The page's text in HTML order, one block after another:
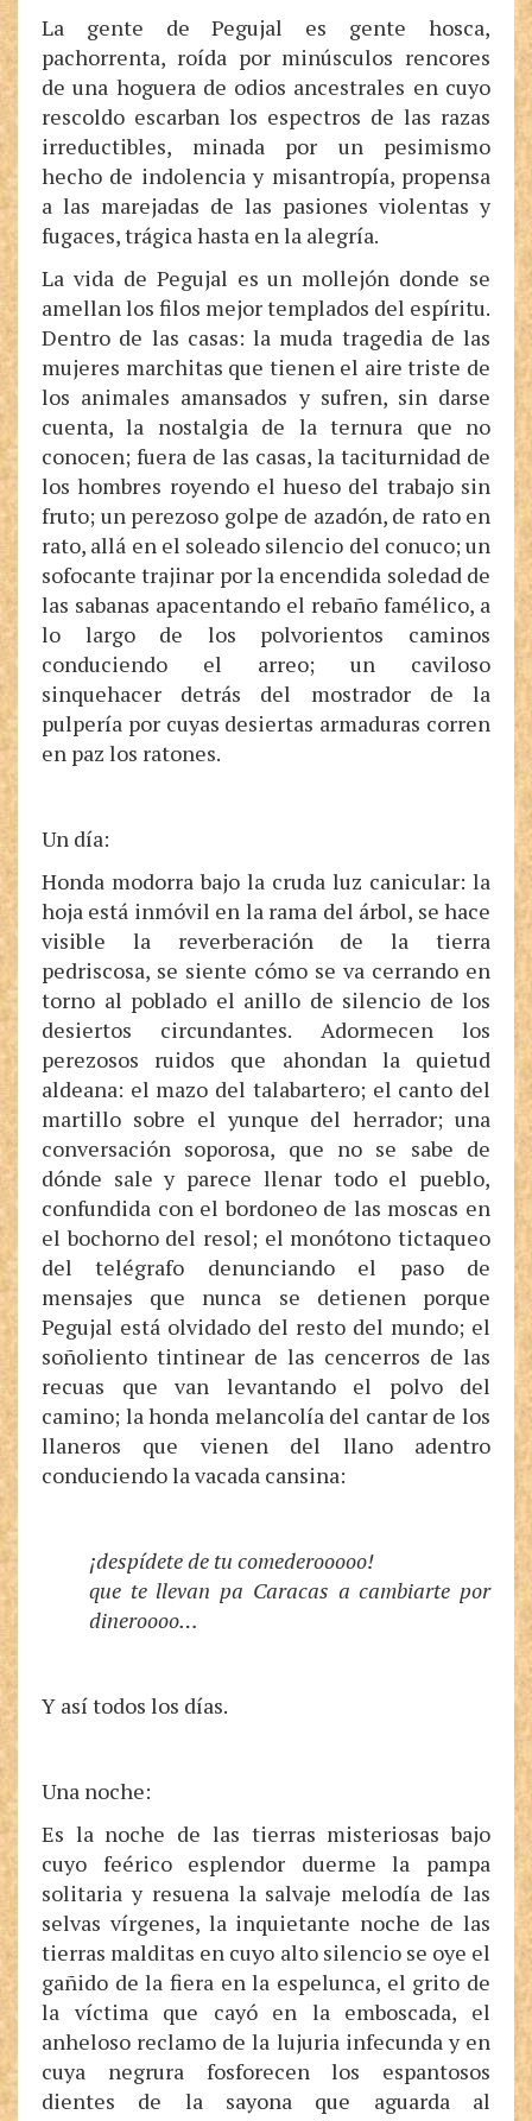
La gente de Pegujal es gente hosca,
pachorrenta, roída por minúsculos rencores
de una hoguera de odios ancestrales en cuyo
rescoldo escarban los espectros de las razas
irreductibles, minada por un pesimismo
hecho de indolencia y misantropía, propensa
a las marejadas de las pasiones violentas y
fugaces, trágica hasta en la alegría.
La vida de Pegujal es un mollejón donde se
amellan los filos mejor templados del espíritu.
Dentro de las casas: la muda tragedia de las
mujeres marchitas que tienen el aire triste de
los animales amansados y sufren, sin darse
cuenta, la nostalgia de la ternura que no
conocen; fuera de las casas, la taciturnidad de
los hombres royendo el hueso del trabajo sin
fruto; un perezoso golpe de azadón, de rato en
rato, allá en el soleado silencio del conuco; un
sofocante trajinar por la encendida soledad de
las sabanas apacentando el rebaño famélico, a
lo largo de los polvorientos caminos
conduciendo el arreo; un caviloso
sinquehacer detrás del mostrador de la
pulpería por cuyas desiertas armaduras corren
en paz los ratones.
Un día:
Honda modorra bajo la cruda luz canicular: la
hoja está inmóvil en la rama del árbol, se hace
visible la reverberación de la tierra
pedriscosa, se siente cómo se va cerrando en
torno al poblado el anillo de silencio de los
desiertos circundantes. Adormecen los
perezosos ruidos que ahondan la quietud
aldeana: el mazo del talabartero; el canto del
martillo sobre el yunque del herrador; una
conversación soporosa, que no se sabe de
dónde sale y parece llenar todo el pueblo,
confundida con el bordoneo de las moscas en
el bochorno del resol; el monótono tictaqueo
del telégrafo denunciando el paso de
mensajes que nunca se detienen porque
Pegujal está olvidado del resto del mundo; el
soñoliento tintinear de las cencerros de las
recuas que van levantando el polvo del
camino; la honda melancolía del cantar de los
llaneros que vienen del llano adentro
conduciendo la vacada cansina:
¡despídete de tu comederooooo!
que te llevan pa Caracas a cambiarte por
dineroooo…
Y así todos los días.
Una noche:
Es la noche de las tierras misteriosas bajo
cuyo feérico esplendor duerme la pampa
solitaria y resuena la salvaje melodía de las
selvas vírgenes, la inquietante noche de las
tierras malditas en cuyo alto silencio se oye el
gañido de la fiera en la espelunca, el grito de
la víctima que cayó en la emboscada, el
anheloso reclamo de la lujuria infecunda y en
cuya negrura fosforecen los espantosos
dientes de la sayona que aguarda al